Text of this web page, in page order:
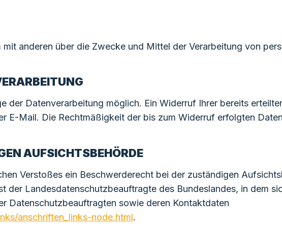
anderen über die Zwecke und Mittel der Verarbeitung von
der Datenverarbeitung möglich. Ein Widerruf Ihrer bereits
E-Mail. Die Rechtmäßigkeit der bis zum Widerruf erfolgten
AUFSICHTSBEHÖRDE
Verstoßes ein Beschwerderecht bei der zuständigen
Landesdatenschutzbeauftragte des Bundeslandes, in dem
Datenschutzbeauftragten sowie deren Kontaktdaten
anschriften_links-node.html.